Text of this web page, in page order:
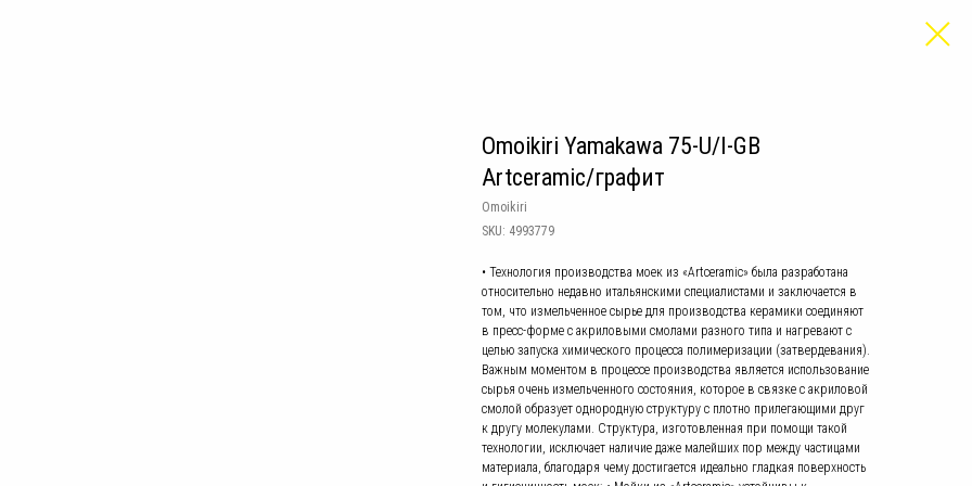
Omoikiri Yamakawa 75-U/I-GB
Artceramic/графит
Omoikiri
SKU: 4993779
• Технология производства моек из «Artceramic» была разработана
относительно недавно итальянскими специалистами и заключается в
том, что измельченное сырье для производства керамики соединяют
в пресс-форме с акриловыми смолами разного типа и нагревают с
целью запуска химического процесса полимеризации (затвердевания).
Важным моментом в процессе производства является использование
сырья очень измельченного состояния, которое в связке с акриловой
смолой образует однородную структуру с плотно прилегающими друг
к другу молекулами. Структура, изготовленная при помощи такой
технологии, исключает наличие даже малейших пор между частицами
материала, благодаря чему достигается идеально гладкая поверхность